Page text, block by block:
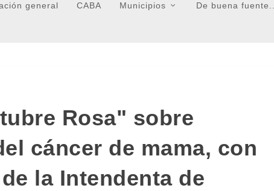
general CABA Municipios De buena fuente...
Rosa" sobre
cáncer de mama, con
la Intendenta de